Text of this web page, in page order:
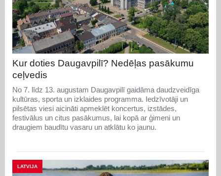
Kur doties Daugavpilī? Nedēļas pasākumu
ceļvedis
No 7. līdz 13. augustam Daugavpilī gaidāma daudzveidīga
kultūras, sporta un izklaides programma. Iedzīvotāji un
pilsētas viesi aicināti apmeklēt koncertus, izstādes,
festivālus un citus pasākumus, lai kopā ar ģimeni un
draugiem baudītu vasaru un atklātu ko jaunu.
LATVIJA